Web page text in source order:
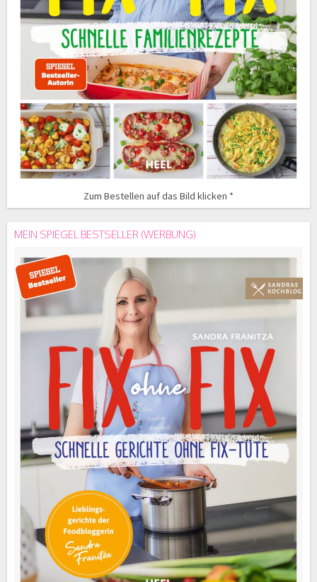
Zum Bestellen auf das Bild klicken *
MEIN SPIEGEL BESTSELLER (WERBUNG)